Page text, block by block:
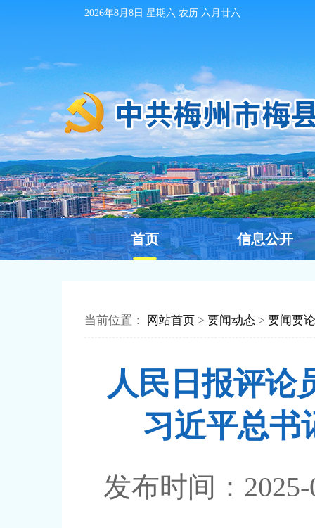
2026年8月8日 星期六 农历 六月廿六
首页 信息公开
当前位置： 网站首页 > 要闻动态 > 要闻要论
人民日报评
习近平总书
发布时间：